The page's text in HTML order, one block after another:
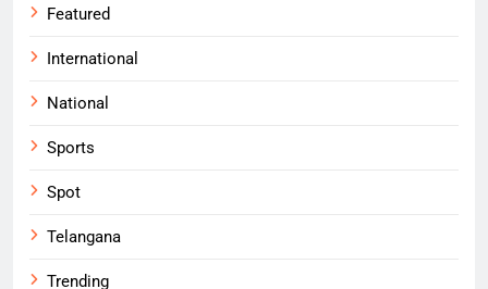
Featured
International
National
Sports
Spot
Telangana
Trending